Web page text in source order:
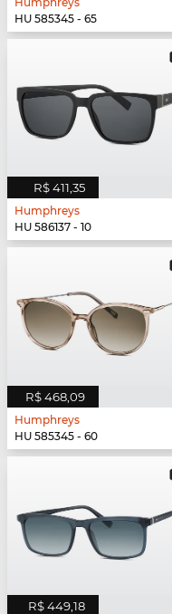
HU 585345 - 65
R$ 411,35
Humphreys
HU 586137 - 10
R$ 468,09
Humphreys
HU 585345 - 60
R$ 449,18